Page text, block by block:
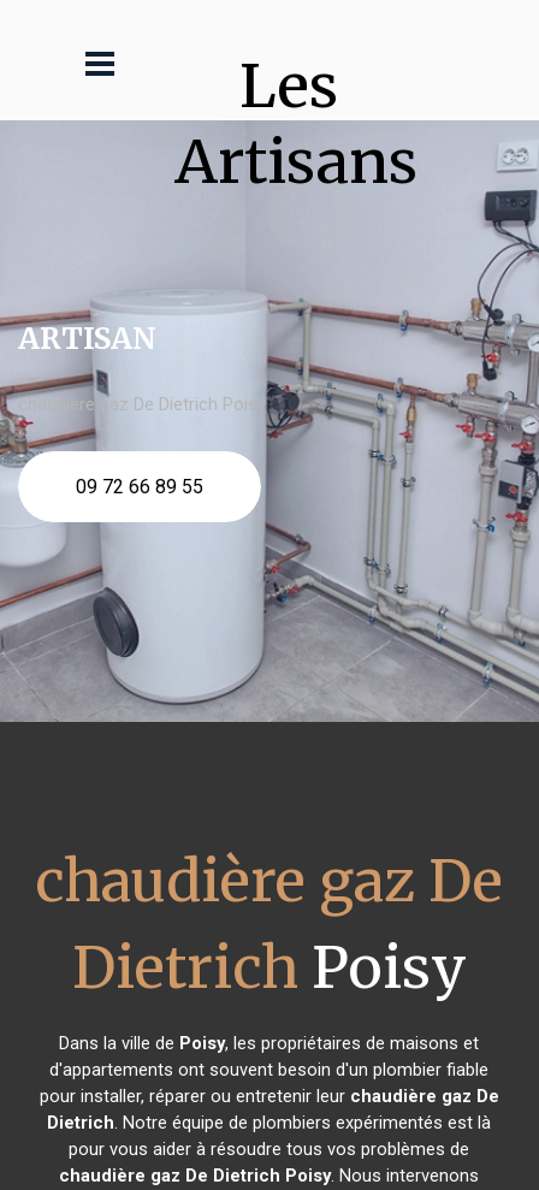
Les
Artisans
ARTISAN
chaudière gaz De Dietrich Poisy
09 72 66 89 55
chaudière gaz De
Dietrich Poisy
Dans la ville de Poisy, les propriétaires de maisons et
d'appartements ont souvent besoin d'un plombier fiable
pour installer, réparer ou entretenir leur chaudière gaz De
Dietrich. Notre équipe de plombiers expérimentés est là
pour vous aider à résoudre tous vos problèmes de
chaudière gaz De Dietrich Poisy. Nous intervenons